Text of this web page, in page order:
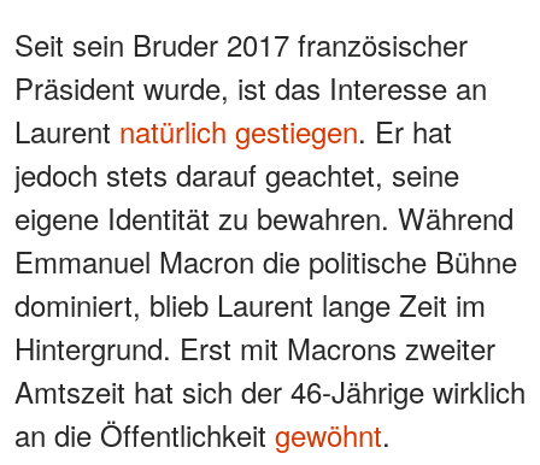
Seit sein Bruder 2017 französischer
Präsident wurde, ist das Interesse an
Laurent natürlich gestiegen. Er hat
jedoch stets darauf geachtet, seine
eigene Identität zu bewahren. Während
Emmanuel Macron die politische Bühne
dominiert, blieb Laurent lange Zeit im
Hintergrund. Erst mit Macrons zweiter
Amtszeit hat sich der 46-Jährige wirklich
an die Öffentlichkeit gewöhnt.